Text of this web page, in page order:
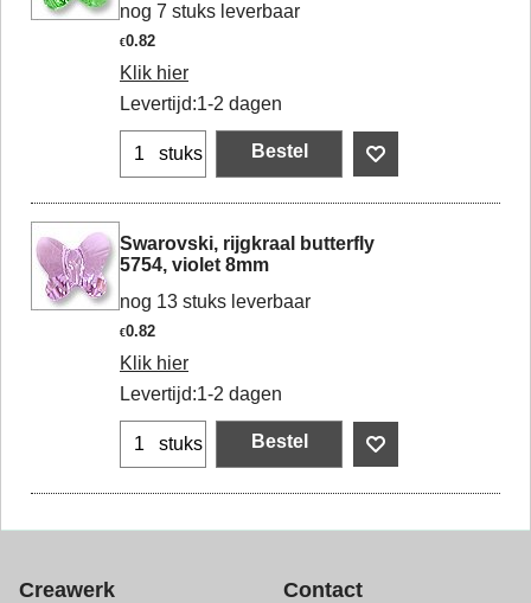
nog 7 stuks leverbaar
€0.82
Klik hier
Levertijd:1-2 dagen
stuks Bestel
Swarovski, rijgkraal butterfly
5754, violet 8mm
nog 13 stuks leverbaar
€0.82
Klik hier
Levertijd:1-2 dagen
stuks Bestel
Creawerk
Contact